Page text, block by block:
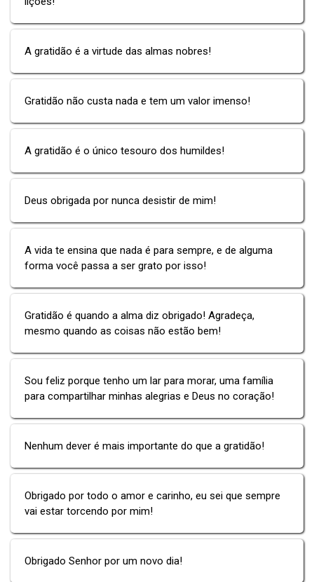
A gratidão é a virtude das almas nobres!
Gratidão não custa nada e tem um valor imenso!
A gratidão é o único tesouro dos humildes!
Deus obrigada por nunca desistir de mim!
A vida te ensina que nada é para sempre, e de alguma
forma você passa a ser grato por isso!
Gratidão é quando a alma diz obrigado! Agradeça,
mesmo quando as coisas não estão bem!
Sou feliz porque tenho um lar para morar, uma família
para compartilhar minhas alegrias e Deus no coração!
Nenhum dever é mais importante do que a gratidão!
Obrigado por todo o amor e carinho, eu sei que sempre
vai estar torcendo por mim!
Obrigado Senhor por um novo dia!